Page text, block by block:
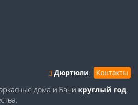
Дюртюли Контакты
дома и Бани круглый год,